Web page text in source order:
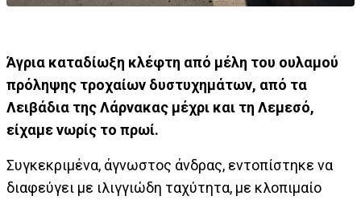
Άγρια καταδίωξη κλέφτη από μέλη του ουλαμού
πρόληψης τροχαίων δυστυχημάτων, από τα
Λειβάδια της Λάρνακας μέχρι και τη Λεμεσό,
είχαμε νωρίς το πρωί.
Συγκεκριμένα, άγνωστος άνδρας, εντοπίστηκε να
διαφεύγει με ιλιγγιώδη ταχύτητα, με κλοπιμαίο